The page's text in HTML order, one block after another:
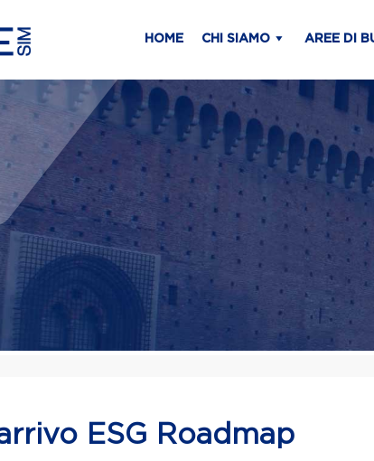
HOME CHI SIAMO AREE DI
ESG Roadmap